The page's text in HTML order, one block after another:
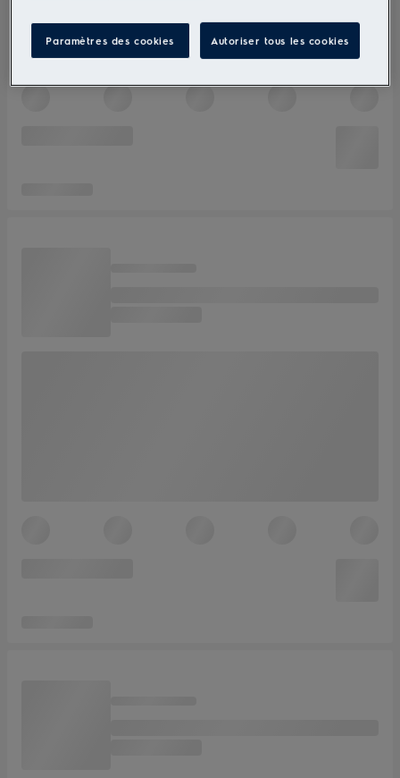
Paramètres des cookies Autoriser tous les cookies